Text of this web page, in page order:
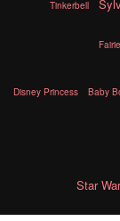
Tinkerbell
Disney Princess Baby
Star